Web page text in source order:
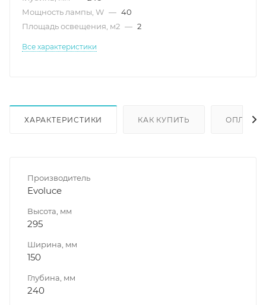
Мощность лампы, W — 40
Площадь освещения, м2 — 2
Все характеристики
ХАРАКТЕРИСТИКИ КАК КУПИТЬ ОПЛАТА
Производитель
Evoluce
Высота, мм
295
Ширина, мм
150
Глубина, мм
240